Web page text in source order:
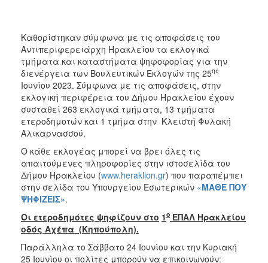
2011
2010
2006
ΤΟΠΟΣ
ΠΟΛΙΤΙΣΜΟΣ
ΠΟΛΗ
Καθορίστηκαν σύμφωνα με τις αποφάσεις του
Αντιπεριφερειάρχη Ηρακλείου τα εκλογικά
τμήματα και καταστήματα ψηφοφορίας για την
διενέργεια των Βουλευτικών Εκλογών της 25ης
Ιουνίου 2023. Σύμφωνα με τις αποφάσεις, στην
εκλογική περιφέρεια του Δήμου Ηρακλείου έχουν
συσταθεί 263 εκλογικά τμήματα, 13 τμήματα
ετεροδημοτών και 1 τμήμα στην Κλειστή Φυλακή
Αλικαρνασσού.
Ο κάθε εκλογέας μπορεί να βρει όλες τις
απαιτούμενες πληροφορίες στην ιστοσελίδα του
Δήμου Ηρακλείου (www.heraklion.gr) που παραπέμπει
στην σελίδα του Υπουργείου Εσωτερικών «ΜΑΘΕ ΠΟΥ
ΨΗΦΙΖΕΙΣ».
Οι ετεροδημότες ψηφίζουν στο 1ο ΕΠΑΛ Ηρακλείου
οδός Αχέπα (Κηπούπολη).
Παράλληλα το Σάββατο 24 Ιουνίου και την Κυριακή
25 Ιουνίου οι πολίτες μπορούν να επικοινωνούν: